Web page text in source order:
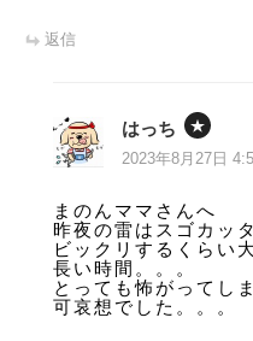
返信
はっち
2023年8月27日
まのんママさんへ
昨夜の雷はスゴカッ
ビックリするくらい
長い時間。。。
とっても怖がってし
可哀想でした。。。